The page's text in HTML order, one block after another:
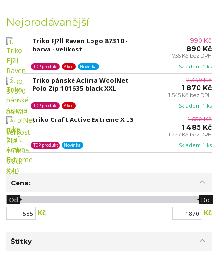
Nejprodávanější
1.
Triko FJ?ll Raven Logo 87310 -
barva - velikost
Skladem 1 ks
TOP produkt Akce Novinka
990 Kč
890 Kč
736 Kč bez DPH
2.
Triko pánské Aclima WoolNet
Polo Zip 101635 black XXL
Skladem 1 ks
TOP produkt Akce
2 349 Kč
1 870 Kč
1 545 Kč bez DPH
3. triko Craft Active Extreme X LS
Skladem 1 ks
TOP produkt Novinka
1 650 Kč
1 485 Kč
1 227 Kč bez DPH
Cena:
Kč
Od Do
Kč
Štítky